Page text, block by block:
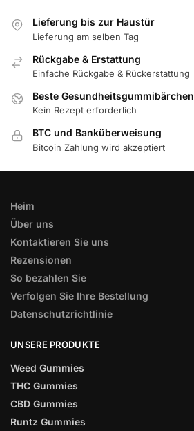
Lieferung bis zur Haustür
Lieferung am selben Tag
Rückgabe & Erstattung
Einfache Rückgabe & Rückerstattung
Beste Gesundheitsgummibärchen
Kein Rezept erforderlich
BTC und Banküberweisung
Bitcoin Zahlung wird akzeptiert
Heim
Über uns
Kontaktieren Sie uns
Rezensionen
So bezahlen Sie
Verfolgen Sie Ihre Bestellung
Datenschutzrichtlinie
UNSERE PRODUKTE
Weed Gummies
THC Gummies
CBD Gummies
Runtz Gummies